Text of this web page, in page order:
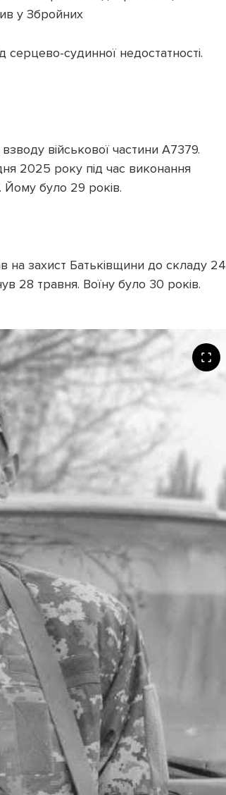
у Збройних
судинної недостатності.
військової частини А7379.
2025 року під час виконання
Йому було 29 років.
на захист Батьківщини до складу
28 травня. Воїну було 30 років.